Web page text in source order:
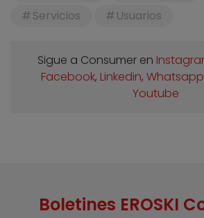
Servicios
Usuarios
Sigue a Consumer en
Facebook, Linkedin, Whatsapp
Youtube
Boletines EROSKI